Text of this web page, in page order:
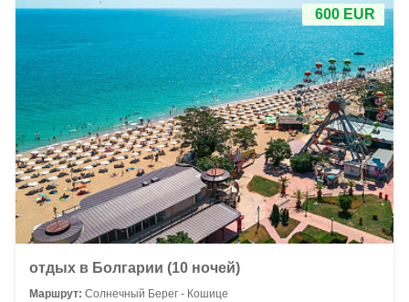
600 EUR
отдых в Болгарии (10 ночей)
Маршрут: Солнечный Берег - Кошице